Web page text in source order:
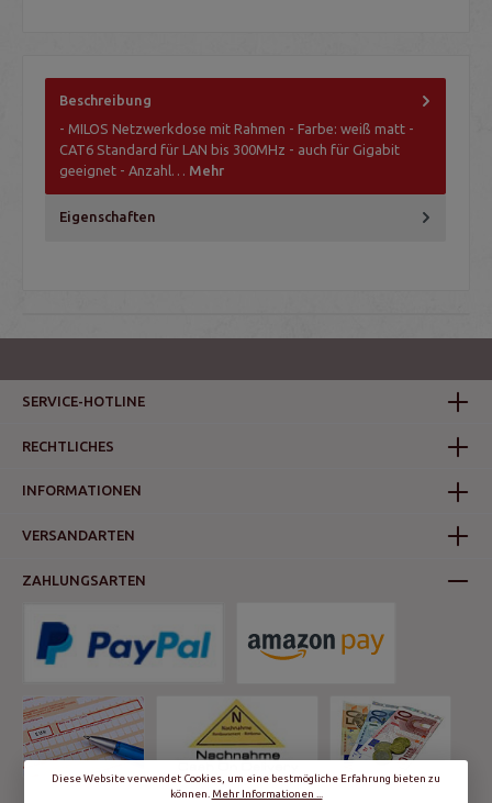
Beschreibung
- MILOS Netzwerkdose mit Rahmen - Farbe: weiß matt -
CAT6 Standard für LAN bis 300MHz - auch für Gigabit
geeignet - Anzahl… Mehr
Eigenschaften
SERVICE-HOTLINE
RECHTLICHES
INFORMATIONEN
VERSANDARTEN
ZAHLUNGSARTEN
Diese Website verwendet Cookies, um eine bestmögliche Erfahrung bieten zu
können. Mehr Informationen ...